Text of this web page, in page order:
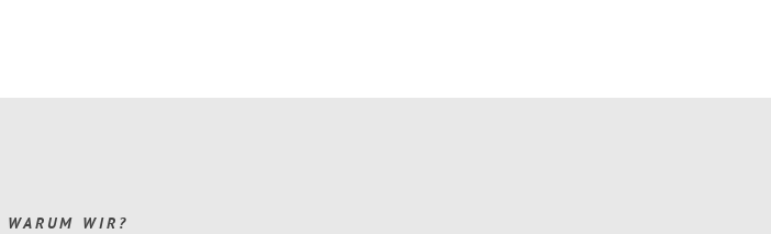
WARUM WIR?